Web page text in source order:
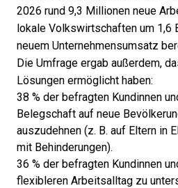
2026 rund 9,3 Millionen neue
lokale Volkswirtschaften um 1,6
neuem Unternehmensumsatz
Die Umfrage ergab außerdem,
Lösungen ermöglicht haben:
38 % der befragten Kundinnen
Belegschaft auf neue
auszudehnen (z. B. auf Eltern in
mit Behinderungen).
36 % der befragten Kundinnen
flexibleren Arbeitsalltag zu